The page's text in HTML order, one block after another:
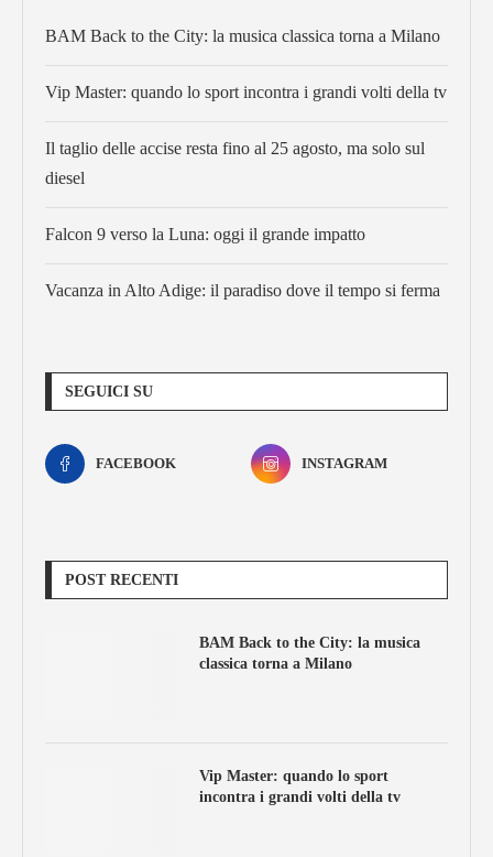
BAM Back to the City: la musica classica torna a Milano
Vip Master: quando lo sport incontra i grandi volti della tv
Il taglio delle accise resta fino al 25 agosto, ma solo sul
diesel
Falcon 9 verso la Luna: oggi il grande impatto
Vacanza in Alto Adige: il paradiso dove il tempo si ferma
SEGUICI SU
FACEBOOK INSTAGRAM
POST RECENTI
BAM Back to the City: la musica
classica torna a Milano
Vip Master: quando lo sport
incontra i grandi volti della tv